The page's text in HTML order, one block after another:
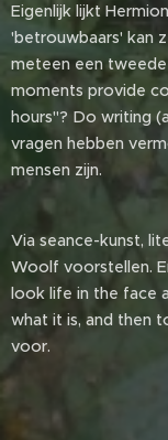
Eigenlijk lijkt
'betrouwbaars' kan
meteen een
moments provide
hours"? Do writing
vragen hebben
mensen zijn.
Via seance-kunst,
Woolf voorstellen.
look life in the face
what it is, and then
voor.